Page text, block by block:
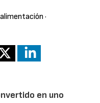
·
en uno